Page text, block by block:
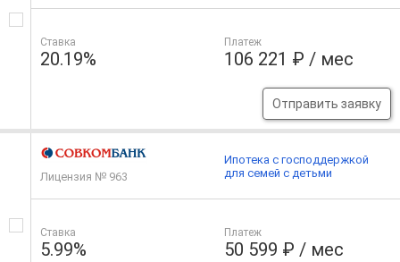
Ставка
20.19%
Платеж
106 221 ₽ / мес
Отправить заявку
Лицензия № 963
Ставка
5.99%
Платеж
50 599 ₽ / мес
Ипотека с господдержкой
для семей с детьми